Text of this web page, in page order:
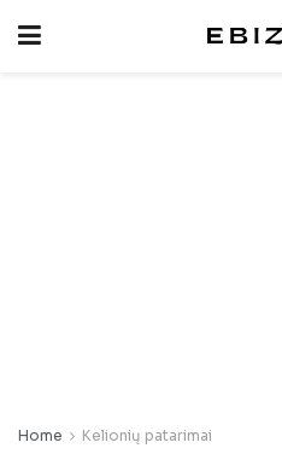
Home Kelionių patarimai